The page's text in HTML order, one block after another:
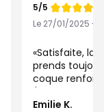
Note
de
5/5
Le 27/01/2025 -
Satisfaite, la
prends
coque
l'attache...
Emilie K.